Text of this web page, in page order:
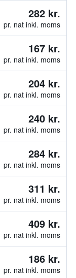
282 kr.
pr. nat inkl. moms
167 kr.
pr. nat inkl. moms
204 kr.
pr. nat inkl. moms
240 kr.
pr. nat inkl. moms
284 kr.
pr. nat inkl. moms
311 kr.
pr. nat inkl. moms
409 kr.
pr. nat inkl. moms
186 kr.
pr. nat inkl. moms